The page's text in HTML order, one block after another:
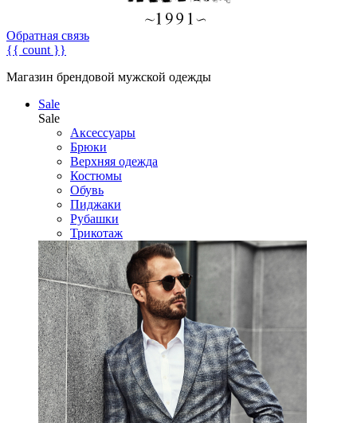
Обратная связь
{{ count }}
Магазин брендовой мужской одежды
Sale
Sale
Аксессуары
Брюки
Верхняя одежда
Костюмы
Обувь
Пиджаки
Рубашки
Трикотаж